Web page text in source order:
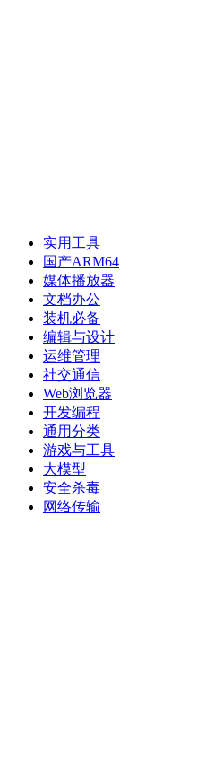
实用工具
国产ARM64
媒体播放器
文档办公
装机必备
编辑与设计
运维管理
社交通信
Web浏览器
开发编程
通用分类
游戏与工具
大模型
安全杀毒
网络传输